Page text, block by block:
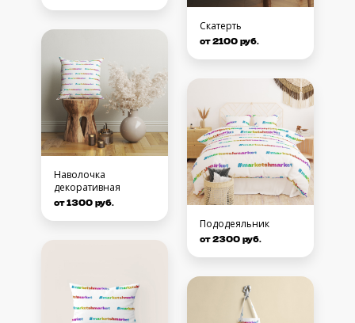
Наволочка
декоративная
от 1300 руб.
Скатерть
от 2100 руб.
Пододеяльник
от 2300 руб.